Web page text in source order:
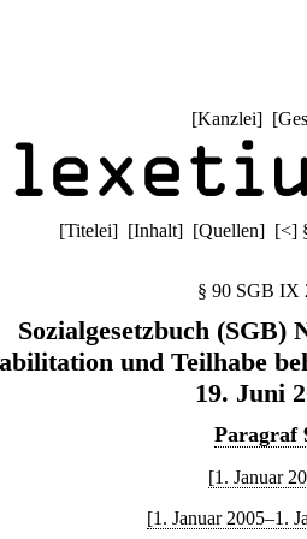
[Kanzlei] [
[Titelei] [Inhalt] [Quellen] [<]
§ 90 SGB IX
Sozialgesetzbuch (SGB)
und Teilhabe
19. Juni
Paragraf
[1. Januar
[1. Januar 2005–1.